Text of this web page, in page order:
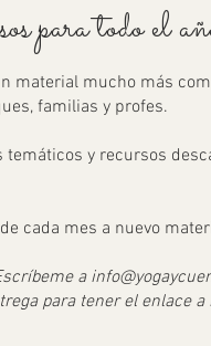
para todo el
material mucho más
familias y profes.
temáticos y recursos
cada mes a nuevo
a
para tener el enlace